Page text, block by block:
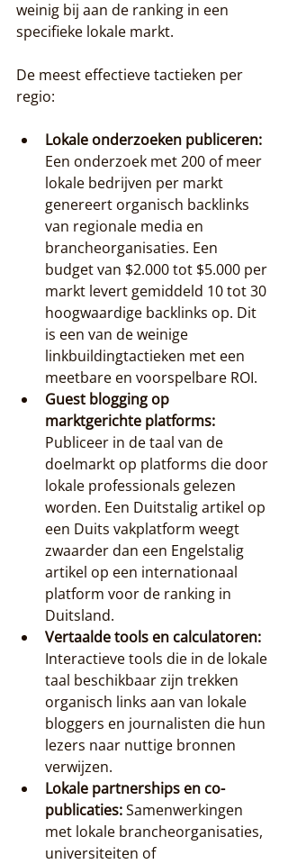
weinig bij aan de ranking in een
specifieke lokale markt.
De meest effectieve tactieken per
regio:
Lokale onderzoeken publiceren:
Een onderzoek met 200 of meer
lokale bedrijven per markt
genereert organisch backlinks
van regionale media en
brancheorganisaties. Een
budget van $2.000 tot $5.000 per
markt levert gemiddeld 10 tot 30
hoogwaardige backlinks op. Dit
is een van de weinige
linkbuildingtactieken met een
meetbare en voorspelbare ROI.
Guest blogging op
marktgerichte platforms:
Publiceer in de taal van de
doelmarkt op platforms die door
lokale professionals gelezen
worden. Een Duitstalig artikel op
een Duits vakplatform weegt
zwaarder dan een Engelstalig
artikel op een internationaal
platform voor de ranking in
Duitsland.
Vertaalde tools en calculatoren:
Interactieve tools die in de lokale
taal beschikbaar zijn trekken
organisch links aan van lokale
bloggers en journalisten die hun
lezers naar nuttige bronnen
verwijzen.
Lokale partnerships en co-
publicaties: Samenwerkingen
met lokale brancheorganisaties,
universiteiten of